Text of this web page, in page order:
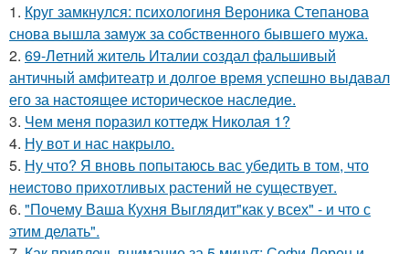
1. Круг замкнулся: психологиня Вероника Степанова
снова вышла замуж за собственного бывшего мужа.
2. 69-Летний житель Италии создал фальшивый
античный амфитеатр и долгое время успешно выдавал
его за настоящее историческое наследие.
3. Чем меня поразил коттедж Николая 1?
4. Ну вот и нас накрыло.
5. Ну что? Я вновь попытаюсь вас убедить в том, что
неистово прихотливых растений не существует.
6. "Почему Ваша Кухня Выглядит"как у всех" - и что с
этим делать".